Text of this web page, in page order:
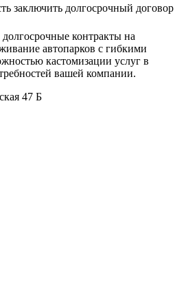
заключить долгосрочный договор
контракты на
автопарков с гибкими
кастомизации услуг в
вашей компании.
47 Б